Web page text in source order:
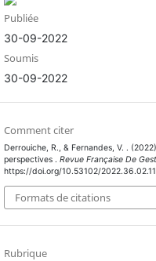
Publiée
30-09-2022
Soumis
30-09-2022
Comment citer
Derrouiche, R., & Fernandes, V. .
perspectives . Revue Française De
https://doi.org/10.53102/
Formats de citations
Rubrique